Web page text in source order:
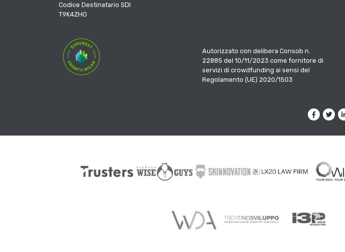
Codice Destinatario SDI
T9K4ZHO
Autorizzato con delibera Consob n.
22885 del 10/11/2023 come fornitore di
servizi di crowdfunding ai sensi del
Regolamento (UE) 2020/1503